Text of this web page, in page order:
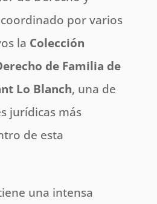
por varios
la Colección
de Familia de
Lo Blanch, una de
jurídicas más
de esta
una intensa